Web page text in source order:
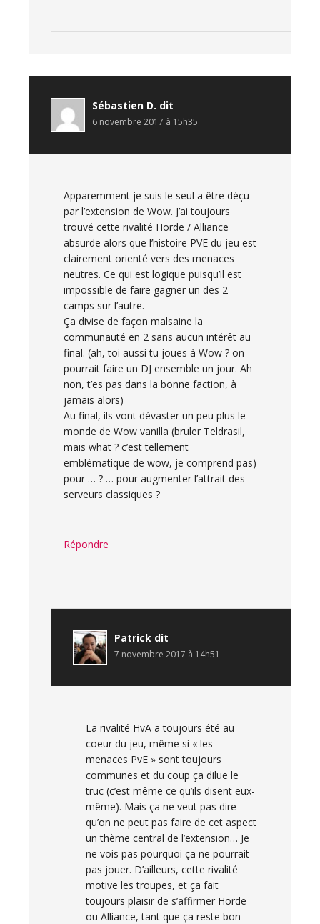
Sébastien D. dit
6 novembre 2017 à 15h35
Apparemment je suis le seul a être déçu
par l’extension de Wow. J’ai toujours
trouvé cette rivalité Horde / Alliance
absurde alors que l’histoire PVE du jeu est
clairement orienté vers des menaces
neutres. Ce qui est logique puisqu’il est
impossible de faire gagner un des 2
camps sur l’autre.
Ça divise de façon malsaine la
communauté en 2 sans aucun intérêt au
final. (ah, toi aussi tu joues à Wow ? on
pourrait faire un DJ ensemble un jour. Ah
non, t’es pas dans la bonne faction, à
jamais alors)
Au final, ils vont dévaster un peu plus le
monde de Wow vanilla (bruler Teldrasil,
mais what ? c’est tellement
emblématique de wow, je comprend pas)
pour … ? … pour augmenter l’attrait des
serveurs classiques ?
Répondre
Patrick dit
7 novembre 2017 à 14h51
La rivalité HvA a toujours été au
coeur du jeu, même si « les
menaces PvE » sont toujours
communes et du coup ça dilue le
truc (c’est même ce qu’ils disent eux-
même). Mais ça ne veut pas dire
qu’on ne peut pas faire de cet aspect
un thème central de l’extension… Je
ne vois pas pourquoi ça ne pourrait
pas jouer. D’ailleurs, cette rivalité
motive les troupes, et ça fait
toujours plaisir de s’affirmer Horde
ou Alliance, tant que ça reste bon